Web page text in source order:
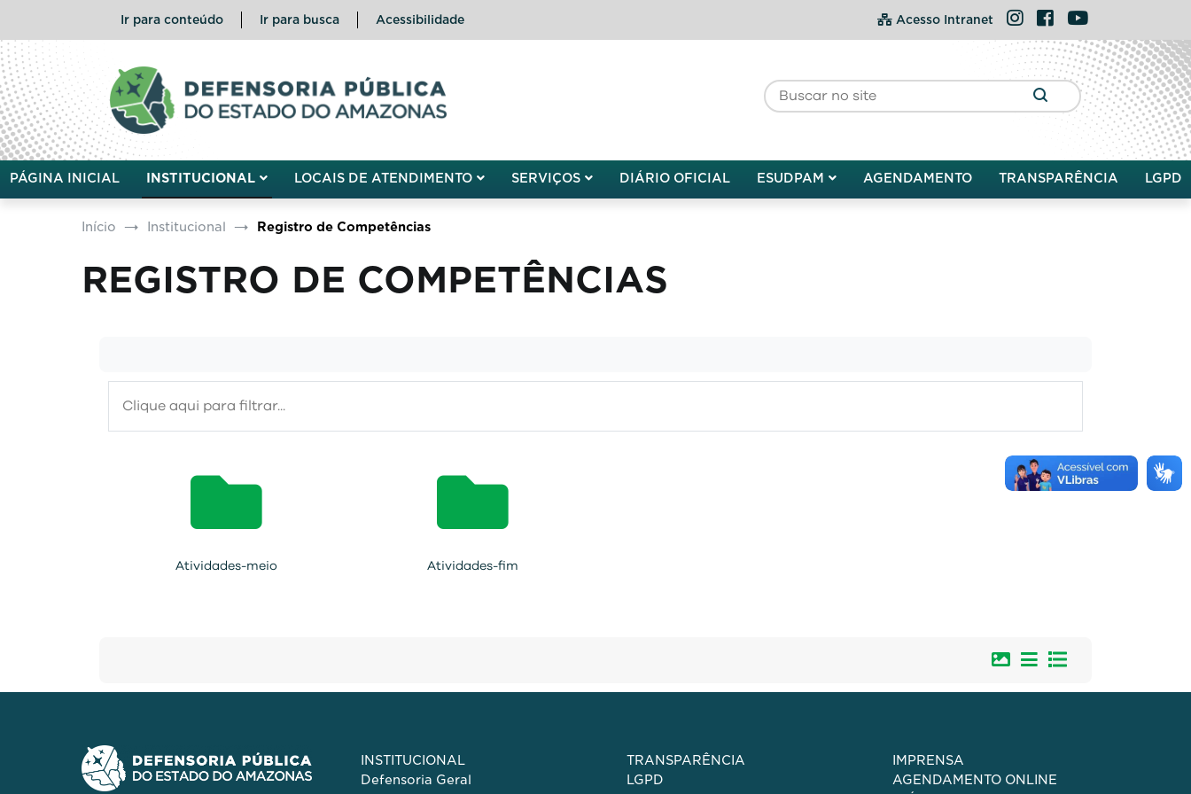
Ir para conteúdo Ir para busca Acessibilidade Acesso Intranet InstagramFacebookYouTube
Defensoria Pública do Estado do Amazonas
PÁGINA INICIAL INSTITUCIONAL LOCAIS DE ATENDIMENTO SERVIÇOS DIÁRIO OFICIAL ESUDPAM AGENDAMENTO TRANSPARÊNCIA LGPD
Início Institucional Registro de Competências
REGISTRO DE COMPETÊNCIAS
Atividades-meio Atividades-fim
INSTITUCIONAL
Defensoria Geral
TRANSPARÊNCIA
LGPD
IMPRENSA
AGENDAMENTO ONLINE